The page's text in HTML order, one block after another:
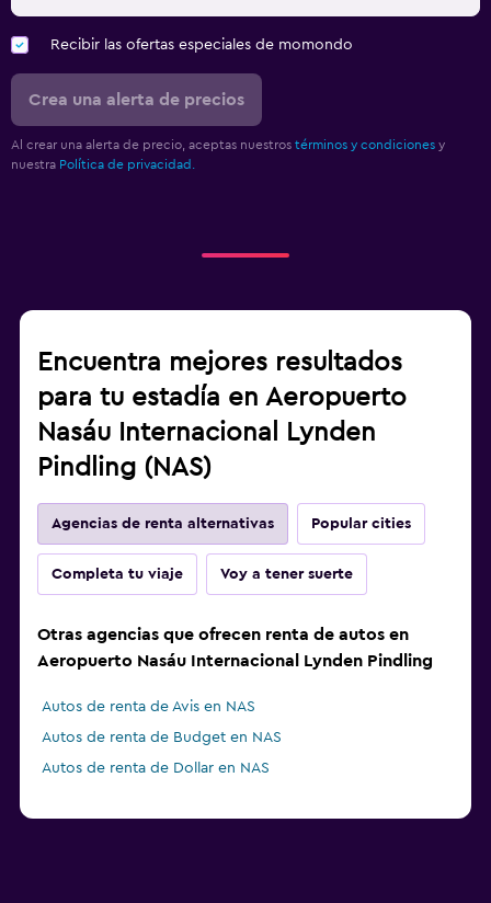
Recibir las ofertas especiales de momondo
Crea una alerta de precios
Al crear una alerta de precio, aceptas nuestros términos y condiciones y
nuestra Política de privacidad.
Encuentra mejores resultados
para tu estadía en Aeropuerto
Nasáu Internacional Lynden
Pindling (NAS)
Agencias de renta alternativas Popular cities
Completa tu viaje Voy a tener suerte
Otras agencias que ofrecen renta de autos en
Aeropuerto Nasáu Internacional Lynden Pindling
Autos de renta de Avis en NAS
Autos de renta de Budget en NAS
Autos de renta de Dollar en NAS